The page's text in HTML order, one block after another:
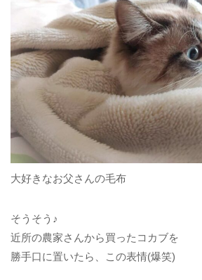
大好きなお父さんの毛布
そうそう♪
近所の農家さんから買ったコカブを
勝手口に置いたら、この表情(爆笑)